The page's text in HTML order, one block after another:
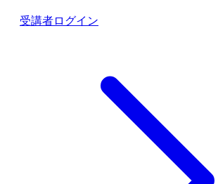
受講者ログイン